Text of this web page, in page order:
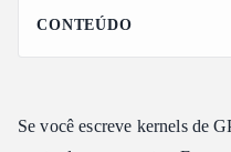
CONTEÚDO
O modelo mental
Vamos escrever um GEMM
Se você escreve kernels de